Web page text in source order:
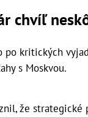
chvíľ
po kritických
s Moskvou.
že strategické